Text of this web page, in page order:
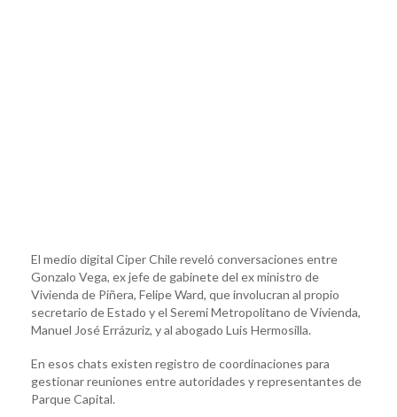
El medio digital Ciper Chile reveló conversaciones entre
Gonzalo Vega, ex jefe de gabinete del ex ministro de
Vivienda de Piñera, Felipe Ward, que involucran al propio
secretario de Estado y el Seremi Metropolitano de Vivienda,
Manuel José Errázuriz, y al abogado Luis Hermosilla.
En esos chats existen registro de coordinaciones para
gestionar reuniones entre autoridades y representantes de
Parque Capital.